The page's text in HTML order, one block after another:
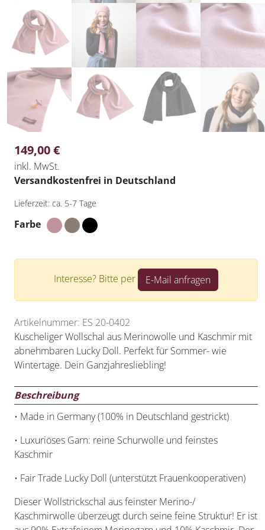
149,00€
inkl. MwSt.
Versandkostenfrei in Deutschland
Lieferzeit: ca. 5-7 Tage
Farbe
Interesse? Bitte per E-Mail anfragen
Artikelnummer: ES 20-0402
Kuscheliger Wollschal aus Merinowolle und Kaschmir mit
abnehmbaren Lucky Doll. Perfekt für Sommer- wie
Wintertage. Dein Ganzjahresliebling!
Beschreibung
• Made in Germany (100% in Deutschland gestrickt)
• Luxuriöses Garn: reine Schurwolle und feinstes
Kaschmir
• Fair Trade Lucky Doll (unterstützt Frauenkooperativen)
Dieser Wollstrickschal aus feinster Merino-/
Kaschmirwolle überzeugt durch seine feine Struktur! Er ist